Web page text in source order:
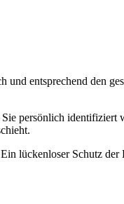
und entsprechend den
Sie persönlich
lückenloser Schutz